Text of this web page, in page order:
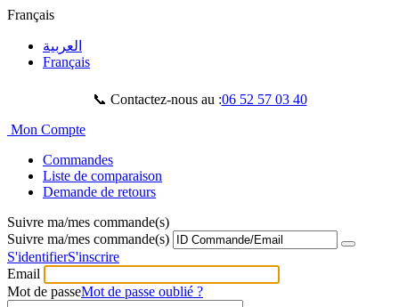
Français
العربية
Français
📞 Contactez-nous au :06 52 57 03 40
Mon Compte
Commandes
Liste de comparaison
Demande de retours
Suivre ma/mes commande(s)
Suivre ma/mes commande(s)
S'identifierS'inscrire
Email
Mot de passeMot de passe oublié ?